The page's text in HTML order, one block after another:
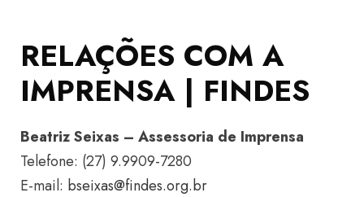
RELAÇÕES COM A
IMPRENSA | FINDES
Beatriz Seixas – Assessoria de Imprensa
Telefone: (27) 9.9909-7280
E-mail: bseixas@findes.org.br